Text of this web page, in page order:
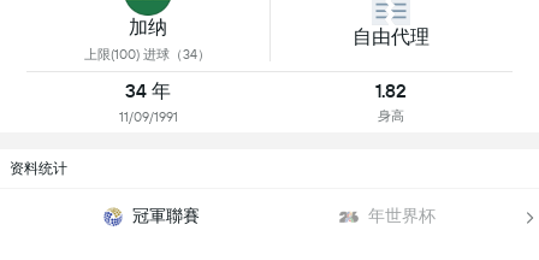
加纳
上限(100) 进球（34）
自由代理
34 年
11/09/1991
1.82
身高
资料统计
冠軍聯賽 年世界杯